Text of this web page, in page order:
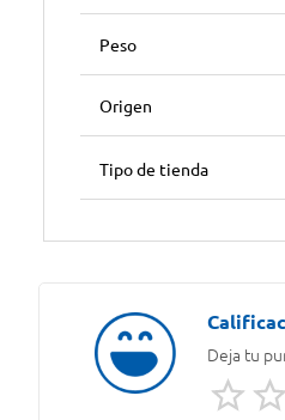
Peso
Origen
Tipo de tienda
Deja tu